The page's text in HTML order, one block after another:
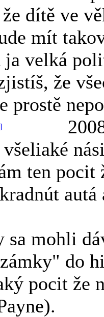
dítě ve
mít
ja velká
že
prostě
ten pocit
autá
sa mohli
do
pocit že